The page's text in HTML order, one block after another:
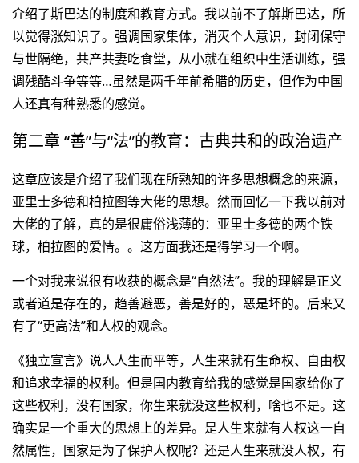
介绍了斯巴达的制度和教育方式。我以前不了解斯巴达，所
以觉得涨知识了。强调国家集体，消灭个人意识，封闭保守
与世隔绝，共产共妻吃食堂，从小就在组织中生活训练，强
调残酷斗争等等…虽然是两千年前希腊的历史，但作为中国
人还真有种熟悉的感觉。
第二章 “善”与“法”的教育：古典共和的政治遗产
这章应该是介绍了我们现在所熟知的许多思想概念的来源，
亚里士多德和柏拉图等大佬的思想。然而回忆一下我以前对
大佬的了解，真的是很庸俗浅薄的：亚里士多德的两个铁
球，柏拉图的爱情。。这方面我还是得学习一个啊。
一个对我来说很有收获的概念是“自然法”。我的理解是正义
或者道是存在的，趋善避恶，善是好的，恶是坏的。后来又
有了“更高法”和人权的观念。
《独立宣言》说人人生而平等，人生来就有生命权、自由权
和追求幸福的权利。但是国内教育给我的感觉是国家给你了
这些权利，没有国家，你生来就没这些权利，啥也不是。这
确实是一个重大的思想上的差异。是人生来就有人权这一自
然属性，国家是为了保护人权呢？还是人生来就没人权，有